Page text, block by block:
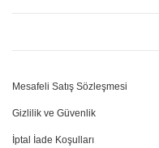
Mesafeli Satış Sözleşmesi
Gizlilik ve Güvenlik
İptal İade Koşulları